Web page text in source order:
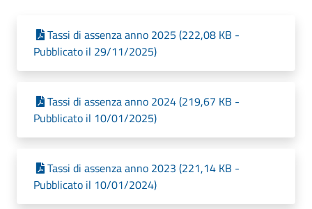
Tassi di assenza anno 2025 (222,08 KB -
Pubblicato il 29/11/2025)
Tassi di assenza anno 2024 (219,67 KB -
Pubblicato il 10/01/2025)
Tassi di assenza anno 2023 (221,14 KB -
Pubblicato il 10/01/2024)